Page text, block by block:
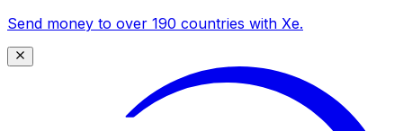
Send money to over 190 countries with Xe.